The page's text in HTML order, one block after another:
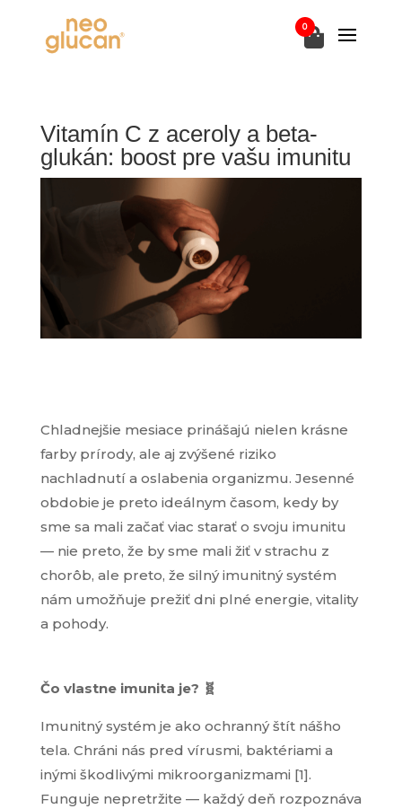
0
Vitamín C z aceroly a beta-
glukán: boost pre vašu imunitu
Chladnejšie mesiace prinášajú nielen krásne
farby prírody, ale aj zvýšené riziko
nachladnutí a oslabenia organizmu. Jesenné
obdobie je preto ideálnym časom, kedy by
sme sa mali začať viac starať o svoju imunitu
— nie preto, že by sme mali žiť v strachu z
chorôb, ale preto, že silný imunitný systém
nám umožňuje prežiť dni plné energie, vitality
a pohody.
Čo vlastne imunita je? 🧬
Imunitný systém je ako ochranný štít nášho
tela. Chráni nás pred vírusmi, baktériami a
inými škodlivými mikroorganizmami [1].
Funguje nepretržite — každý deň rozpoznáva
fungovanie
webovej
stránky.